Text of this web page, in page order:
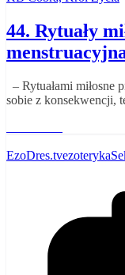
44. Rytuały
– Rytuałami miłosne
sobie z konsekwencji,
EzoDres.tvezoteryka